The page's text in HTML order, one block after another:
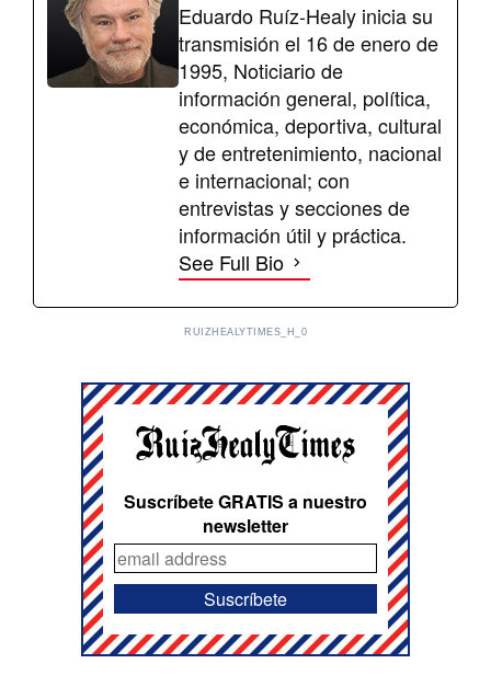
Eduardo Ruíz-Healy inicia su
transmisión el 16 de enero de
1995, Noticiario de
información general, política,
económica, deportiva, cultural
y de entretenimiento, nacional
e internacional; con
entrevistas y secciones de
información útil y práctica.
See Full Bio
RUIZHEALYTIMES_H_0
Suscríbete GRATIS a nuestro
newsletter